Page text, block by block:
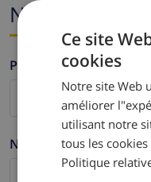
Nom et adresse
Prénom *
Nom de famille *
Ce site
cookies
Notre site Web
améliorer
utilisant notre
tous les
Politique